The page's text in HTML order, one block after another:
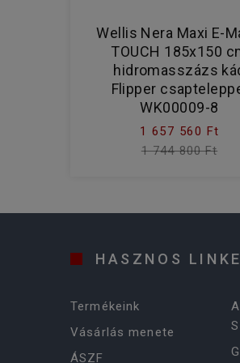
Wellis Nera Maxi E-
TOUCH 185x150
hidromasszázs
Flipper
WK00009-8
1 657 560 Ft
1 744 800 Ft
HASZNOS
Termékeink
Vásárlás menete
ÁSZF